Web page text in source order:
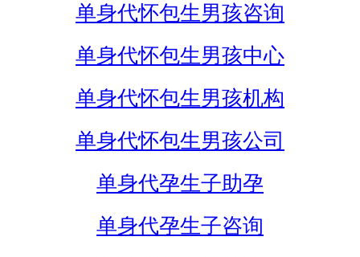
单身代怀包生男孩咨询
单身代怀包生男孩中心
单身代怀包生男孩机构
单身代怀包生男孩公司
单身代孕生子助孕
单身代孕生子咨询